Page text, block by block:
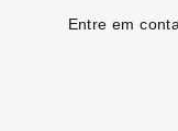
Entre em